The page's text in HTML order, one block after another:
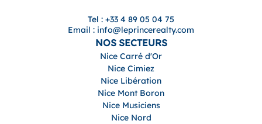
Tel : +33 4 89 05 04 75
Email : info@leprincerealty.com
NOS SECTEURS
Nice Carré d'Or
Nice Cimiez
Nice Libération
Nice Mont Boron
Nice Musiciens
Nice Nord